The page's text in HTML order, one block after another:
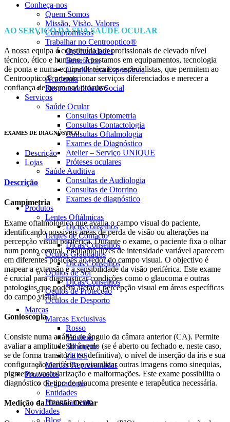
Conheça-nos
Quem Somos
Missão, Visão, Valores
Compromissos
Trabalhar no Centrooptico®
Oportunidades
Benefícios
Candidatura Espontânea
Academia
Responsabilidade Social
Serviços
Saúde Ocular
Consultas Optometria
Consultas Contactologia
Consultas Oftalmologia
Exames de Diagnóstico
Atelier – Serviço UNIQUE
Próteses oculares
Saúde Auditiva
Consultas de Audiologia
Consultas de Otorrino
Exames de diagnóstico
Produtos
Lentes Oftálmicas
Dicas/conselhos
Lentes de Contacto
Dicas/Conselhos
Óculos Graduados
Dicas/Conselhos
Óculos de Sol
Dicas/Conselhos
Óculos de Protecção
Óculos de Desporto
Marcas
Marcas Exclusivas
Rosso
Vaiolens
Silhouette
ZEISS
Marcas Representadas
Protocolos
Seguradoras
Entidades
Financiamento
Novidades
AO SERVIÇO DA SUA SAÚDE OCULAR
A nossa equipa é constituída por profissionais de elevado nível
técnico, ético e humano. Apostamos em equipamentos, tecnologia
de ponta e numa equipa de técnicos especialistas, que permitem ao
Centrooptico® proporcionar serviços diferenciados e merecer a
confiança de quem nos procura.
EXAMES DE DIAGNÓSTICO
Descrição
Lojas
Descrição
Campimetria
Exame oftalmológico que avalia o campo visual do paciente,
identificando possíveis áreas de perda de visão ou alterações na
percepção visual periférica. Durante o exame, o paciente fixa o olhar
num ponto central, enquanto luzes de intensidade variável aparecem
em diferentes posições ao redor do campo visual. O objectivo é
mapear a extensão e a sensibilidade da visão periférica. Este exame
é crucial para diagnosticar condições como o glaucoma e outras
patologias que podem afetar a percepção visual em áreas específicas
do campo visual.
Gonioscopia
Consiste numa análise ao ângulo da câmara anterior (CA). Permite
avaliar a amplitude do ângulo (se é aberto ou fechado e, neste caso,
se de forma transitória ou definitiva), o nível de inserção da íris e sua
configuração periférica e visualizar outras imagens como sinequias,
pigmento, vascularização e malformações. Este exame possibilita o
diagnóstico do tipo de glaucoma presente e terapêutica necessária.
Medição da Tensão Ocular